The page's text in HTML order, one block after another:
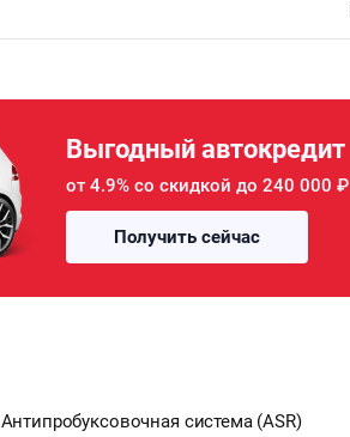
Выгодный автокредит
от 4.9% со скидкой до 240 000 ₽
Получить сейчас
Антипробуксовочная система (ASR)